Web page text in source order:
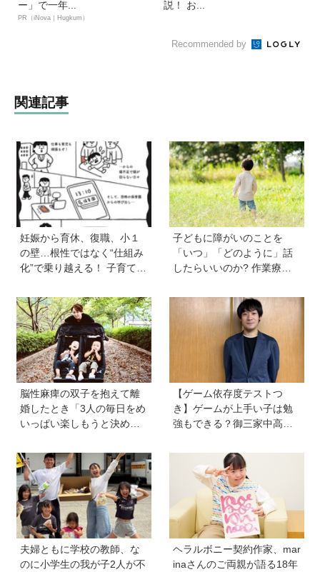
ー」で一年...
PR（iNova｜Hugkum）
説！ お...
Recommended by
関連記事
妊娠から育休、復職、小１
の壁…根性ではなく“仕組み
化”で乗り越える！ 子育ても
知っておきたいサバイバル
戦略
子どもに障がいのことを
「いつ」「どのように」話
したらいいのか? 作業療法
当時小学生の息子に伝えた
こと
脳性麻痺の双子を抱えて離
婚したとき「3人の毎日をめ
いっぱい楽しもうと決め
訊く子どもの人生の輝かせ
方
【ゲーム依存度テストつ
き】ゲームが上手い子は勉
強もできる？御三家中高卒
史さんが教えるゲームしな
がら受験で勝つためのメソ
夫婦ともに学校の教師、な
のに小学生の我が子2人が不
ヘラルボニー契約作家、mar
inaさんのご両親が語る18年